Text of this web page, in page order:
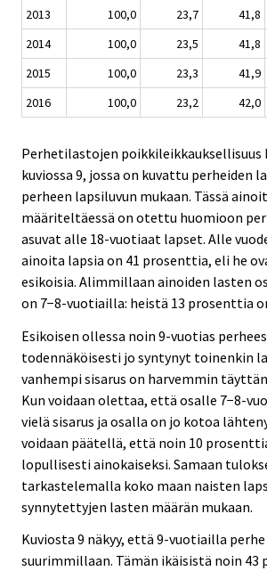
2013 100,0 23,7 41,8
2014
100,0 23,5 41,8
2015
100,0 23,3 41,9
2016
100,0 23,2 42,0
Perhetilastojen poikkileikkauksellisuus
kuviossa 9, jossa on kuvattu perheiden
perheen lapsiluvun mukaan. Tässä
määriteltäessä on otettu huomioon
asuvat alle 18-vuotiaat lapset. Alle
ainoita lapsia on 41 prosenttia, eli he
esikoisia. Alimmillaan ainoiden lasten
on 7−8-vuotiailla: heistä 13 prosenttia
Esikoisen ollessa noin 9-vuotias
todennäköisesti jo syntynyt toinenkin
vanhempi sisarus on harvemmin
Kun voidaan olettaa, että osalle 7−8-
vielä sisarus ja osalla on jo kotoa
voidaan päätellä, että noin 10
lopullisesti ainokaiseksi. Samaan
tarkastelemalla koko maan naisten
synnytettyjen lasten määrän mukaan.
Kuviosta 9 näkyy, että 9-vuotiailla
suurimmillaan. Tämän ikäisistä noin 43